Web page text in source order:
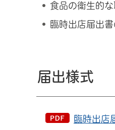
食品の衛生的な
臨時出店届出
届出様式
臨時出店